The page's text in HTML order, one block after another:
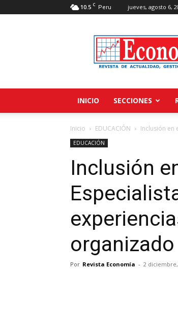
10.5 C Peru jueves, agosto 6,
INICIO SECCIONES
Inicio EDUCACIÓN Inclusión en
EDUCACIÓN
Inclusión
Por Revista Economía - 2 diciembre,